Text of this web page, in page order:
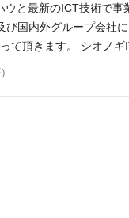
企業を中心としたヘ
社です。
と最新のICT技術で
国内外グループ会社
て頂きます。 シオノ
社内のネットワーク
・経験 【必須】■ネッ
ベースに関する業務
】製薬企業を中心とし
いる会社です。